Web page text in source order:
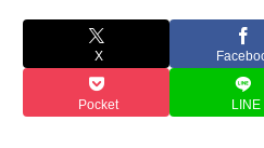
X
Pocket LINE